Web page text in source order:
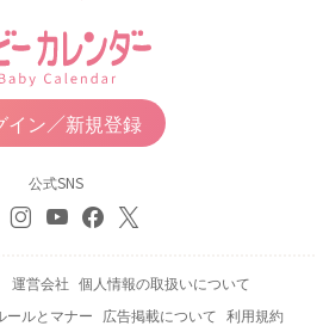
イン／新規登録
公式SNS
運営会社 個人情報の取扱いについて
ールとマナー 広告掲載について 利用規約